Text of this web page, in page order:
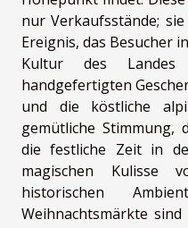
nur Verkaufsstände;
Ereignis, das Besucher
Kultur des Landes
handgefertigten
und die köstliche
gemütliche Stimmung,
die festliche Zeit in
magischen Kulisse
historischen
Weihnachtsmärkte